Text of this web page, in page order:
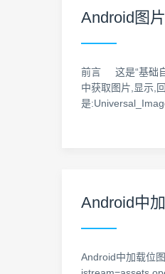
Android图
前言 这是“基础自
中获取图片,显示,
是
Android中
Android中加载位